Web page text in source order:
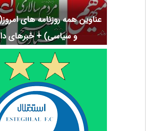
عناوین همه روزنامه های
و سیاسی) + خبرهای